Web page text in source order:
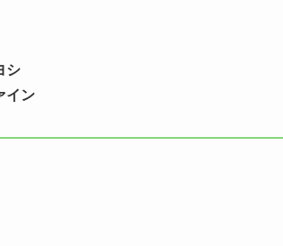
シ
イン